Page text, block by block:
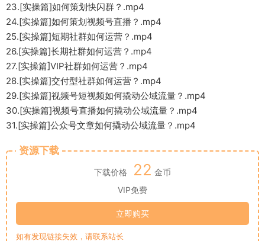
23.[实操篇]如何策划快闪群？.mp4
24.[实操篇]如何策划视频号直播？.mp4
25.[实操篇]短期社群如何运营？.mp4
26.[实操篇]长期社群如何运营？.mp4
27.[实操篇]VIP社群如何运营？.mp4
28.[实操篇]交付型社群如何运营？.mp4
29.[实操篇]视频号短视频如何撬动公域流量？.mp4
30.[实操篇]视频号直播如何撬动公域流量？.mp4
31.[实操篇]公众号文章如何撬动公域流量？.mp4
资源下载
下载价格 22 金币
VIP免费
立即购买
如有发现链接失效，请联系站长